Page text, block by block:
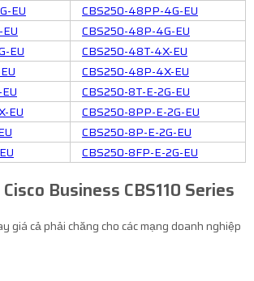
EU
CBS250-48PP-4G-EU
CBS250-48P-4G-EU
EU
CBS250-48T-4X-EU
CBS250-48P-4X-EU
CBS250-8T-E-2G-EU
EU
CBS250-8PP-E-2G-EU
CBS250-8P-E-2G-EU
CBS250-8FP-E-2G-EU
Business CBS110 Series
giá cả phải chăng cho các mạng doanh nghiệp